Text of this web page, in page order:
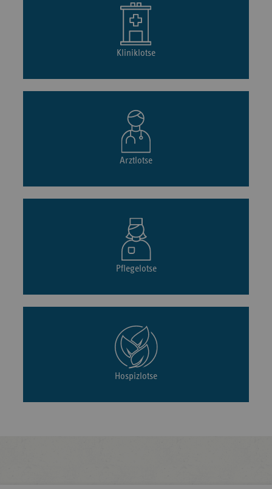
Kliniklotse
Arztlotse
Pflegelotse
Hospizlotse